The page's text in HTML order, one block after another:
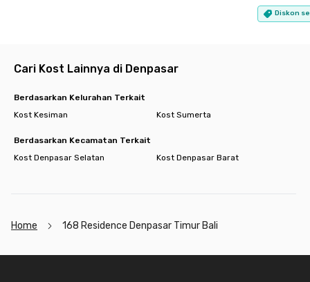
Diskon
Cari Kost Lainnya di Denpasar
Berdasarkan Kelurahan Terkait
Kost Kesiman
Kost Sumerta
Berdasarkan Kecamatan Terkait
Kost Denpasar Selatan
Kost Denpasar Barat
Home 168 Residence Denpasar Timur Bali